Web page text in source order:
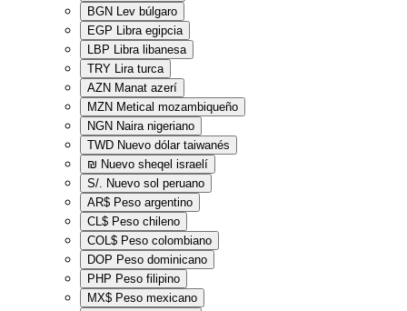
BGN Lev búlgaro
EGP Libra egipcia
LBP Libra libanesa
TRY Lira turca
AZN Manat azerí
MZN Metical mozambiqueño
NGN Naira nigeriano
TWD Nuevo dólar taiwanés
₪ Nuevo sheqel israelí
S/. Nuevo sol peruano
AR$ Peso argentino
CL$ Peso chileno
COL$ Peso colombiano
DOP Peso dominicano
PHP Peso filipino
MX$ Peso mexicano